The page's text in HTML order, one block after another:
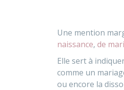
Une mention
naissance, de
Elle sert à
comme un
ou encore la